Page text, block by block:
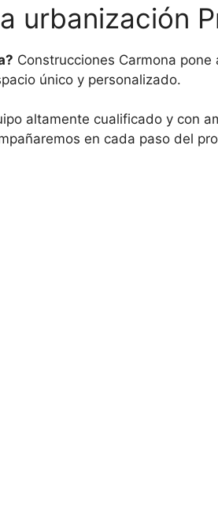
urbanización
Construcciones Carmona
único y personalizado.
altamente cualificado y con
en cada paso del